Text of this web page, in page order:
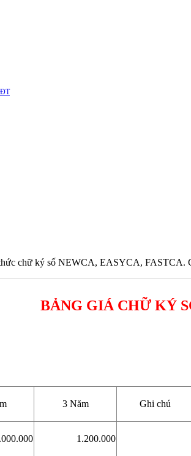
chữ ký số NEWCA, EASYCA, FASTCA.
BẢNG GIÁ CHỮ KÝ
3 Năm Ghi chú
1.200.000